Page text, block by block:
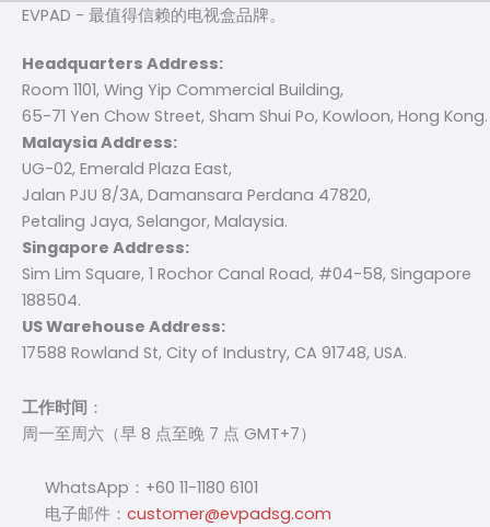
EVPAD - 最值得信赖的电视盒品牌。
Headquarters Address:
Room 1101, Wing Yip Commercial Building,
65-71 Yen Chow Street, Sham Shui Po, Kowloon, Hong Kong.
Malaysia Address:
UG-02, Emerald Plaza East,
Jalan PJU 8/3A, Damansara Perdana 47820,
Petaling Jaya, Selangor, Malaysia.
Singapore Address:
Sim Lim Square, 1 Rochor Canal Road, #04-58, Singapore
188504.
US Warehouse Address:
17588 Rowland St, City of Industry, CA 91748, USA.
工作时间 ：
周一至周六（早 8 点至晚 7 点 GMT+7）
WhatsApp：+60 11-1180 6101
电子邮件： customer@evpadsg.com